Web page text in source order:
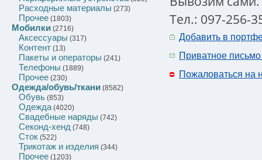
Расходные материалы (273)
Прочее (1803)
Мобилки (2716)
Аксессуары (317)
Контент (13)
Пакеты и операторы (241)
Телефоны (1889)
Прочее (230)
Одежда/обувь/ткани (8582)
Обувь (853)
Одежда(4020)
Свадебные наряды (742)
Секонд-хенд (748)
Сток (522)
Трикотаж и изделия (344)
Прочее (1203)
Тел.: 097-256-
Добавить в
Приватное письмо
Пожаловаться на